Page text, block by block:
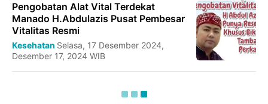
Pengobatan Alat Vital Terdekat
Manado H.Abdulazis Pusat Pembesar
Vitalitas Resmi
Kesehatan Selasa, 17 Desember 2024,
Desember 17, 2024 WIB